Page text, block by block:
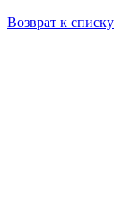
Возврат к списку